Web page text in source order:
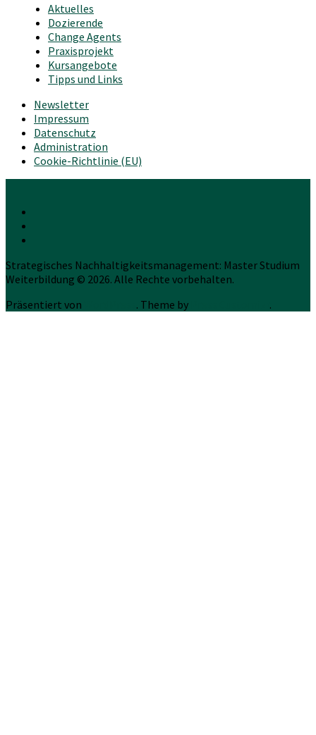
Aktuelles
Dozierende
Change Agents
Praxisprojekt
Kursangebote
Tipps und Links
Newsletter
Impressum
Datenschutz
Administration
Cookie-Richtlinie (EU)
Strategisches Nachhaltigkeitsmanagement: Master Studium
Weiterbildung © 2026. Alle Rechte vorbehalten.
Präsentiert von
. Theme by .